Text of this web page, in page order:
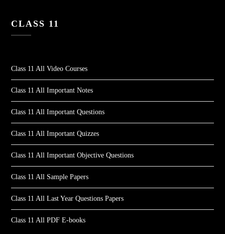
CLASS 11
Class 11 All Video Courses
Class 11 All Important Notes
Class 11 All Important Questions
Class 11 All Important Quizzes
Class 11 All Important Objective Questions
Class 11 All Sample Papers
Class 11 All Last Year Questions Papers
Class 11 All PDF E-books